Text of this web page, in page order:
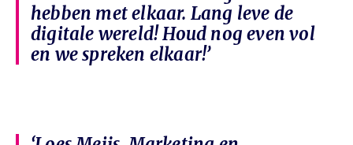
hebben met elkaar. Lang leve de
digitale wereld! Houd nog even vol
en we spreken elkaar!’